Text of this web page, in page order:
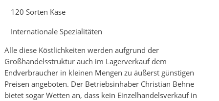
120 Sorten Käse
Internationale Spezialitäten
Alle diese Köstlichkeiten werden aufgrund der
Großhandelsstruktur auch im Lagerverkauf dem
Endverbraucher in kleinen Mengen zu äußerst günstigen
Preisen angeboten. Der Betriebsinhaber Christian Behne
bietet sogar Wetten an, dass kein Einzelhandelsverkauf in